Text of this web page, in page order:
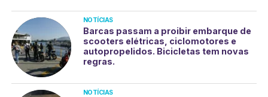
NOTÍCIAS
Barcas passam a proibir embarque de
scooters elétricas, ciclomotores e
autopropelidos. Bicicletas tem novas
regras.
NOTÍCIAS